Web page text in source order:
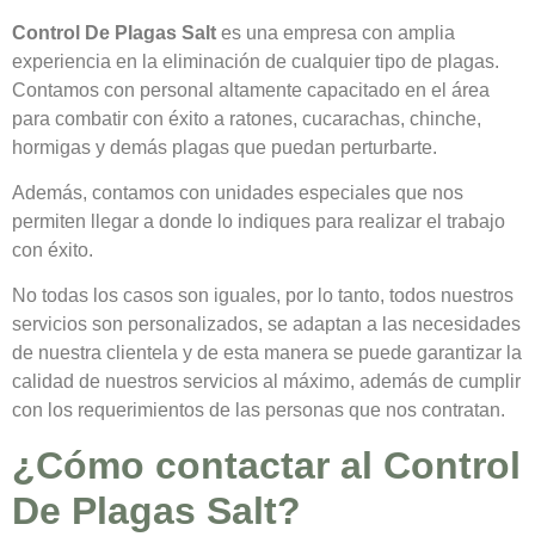
Control De Plagas Salt es una empresa con amplia
experiencia en la eliminación de cualquier tipo de plagas.
Contamos con personal altamente capacitado en el área
para combatir con éxito a ratones, cucarachas, chinche,
hormigas y demás plagas que puedan perturbarte.
Además, contamos con unidades especiales que nos
permiten llegar a donde lo indiques para realizar el trabajo
con éxito.
No todas los casos son iguales, por lo tanto, todos nuestros
servicios son personalizados, se adaptan a las necesidades
de nuestra clientela y de esta manera se puede garantizar la
calidad de nuestros servicios al máximo, además de cumplir
con los requerimientos de las personas que nos contratan.
¿Cómo contactar al Control
De Plagas Salt?